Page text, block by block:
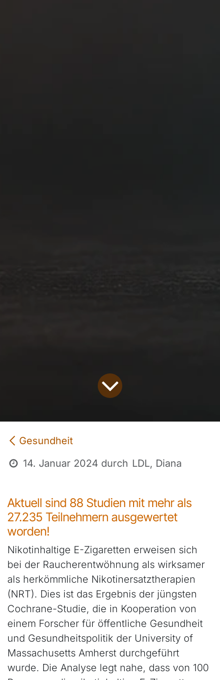
Gesundheit
14. Januar 2024 durch LDL, Diana
Aktuell sind 88 Studien mit mehr als
27.235 Teilnehmern ausgewertet
worden!
Nikotinhaltige E-Zigaretten erweisen sich
bei der Raucherentwöhnung als wirksamer
als herkömmliche Nikotinersatztherapien
(NRT). Dies ist das Ergebnis der jüngsten
Cochrane-Studie, die in Kooperation von
einem Forscher für öffentliche Gesundheit
und Gesundheitspolitik der University of
Massachusetts Amherst durchgeführt
wurde. Die Analyse legt nahe, dass von 100